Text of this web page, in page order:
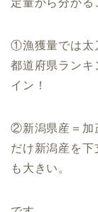
①漁獲量では太
都道府県ランキ
イン！
②新潟県産＝加
だけ新潟産を下
も大きい。